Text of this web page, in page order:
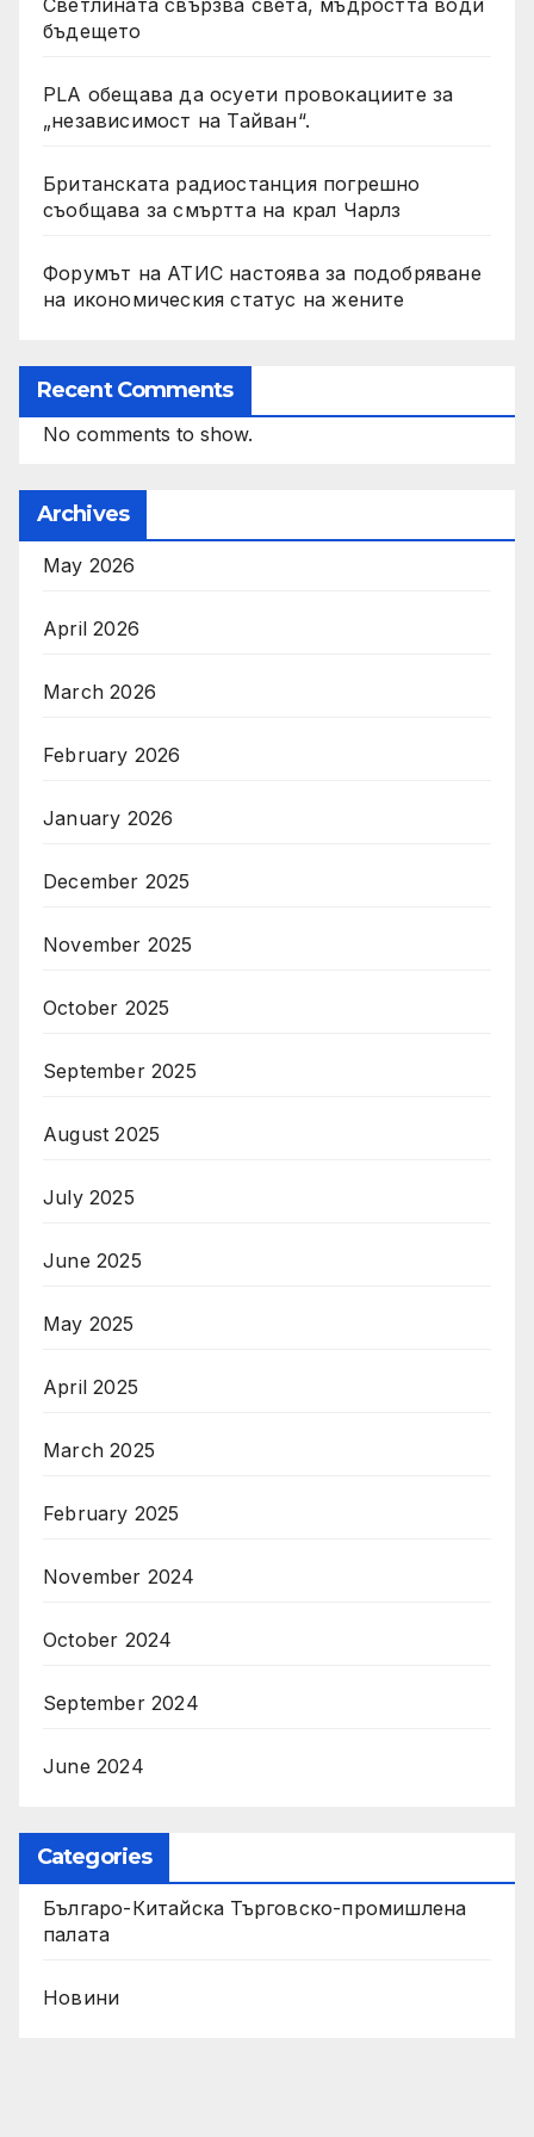
Светлината свързва света, мъдростта води
бъдещето
PLA обещава да осуети провокациите за
„независимост на Тайван“.
Британската радиостанция погрешно
съобщава за смъртта на крал Чарлз
Форумът на АТИС настоява за подобряване
на икономическия статус на жените
Recent Comments
No comments to show.
Archives
May 2026
April 2026
March 2026
February 2026
January 2026
December 2025
November 2025
October 2025
September 2025
August 2025
July 2025
June 2025
May 2025
April 2025
March 2025
February 2025
November 2024
October 2024
September 2024
June 2024
Categories
Българо-Китайска Търговско-промишлена
палaта
Новини